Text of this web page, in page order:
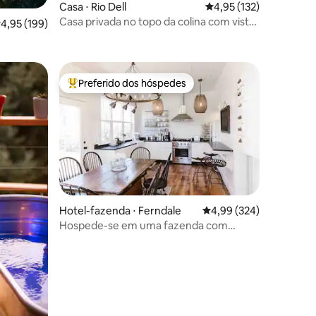
de uma avaliação média de 5, 199 avaliações
4,95 (199)
Casa ⋅ Rio Dell 4,95 de uma avaliação
4,95 (132)
Casa privada no topo da colina com vistas
Entre os melhores preferidos dos hóspedes
Preferido dos hóspedes
Hotel-fazenda ⋅ Ferndale 4,99 de uma avaliação
4,99 (324)
Hospede-se em uma fazenda com